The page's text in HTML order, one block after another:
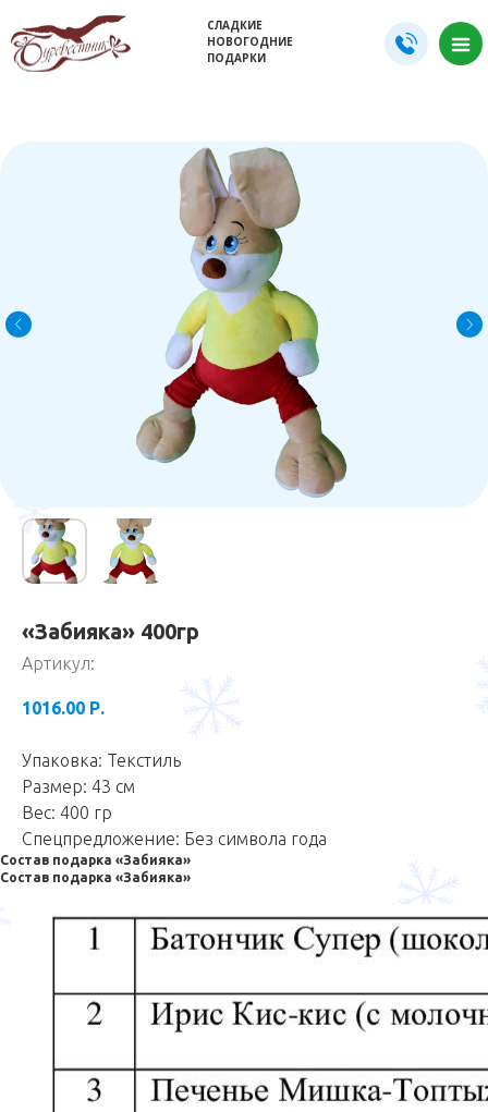
СЛАДКИЕ
НОВОГОДНИЕ
ПОДАРКИ
«Забияка» 400гр
Артикул:
1016.00 Р.
Упаковка: Текстиль
Размер: 43 см
Вес: 400 гр
Спецпредложение: Без символа года
Состав подарка «Забияка»
Состав подарка «Забияка»